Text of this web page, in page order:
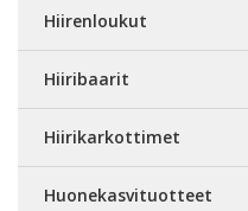
Hiirenloukut
Hiiribaarit
Hiirikarkottimet
Huonekasvituotteet